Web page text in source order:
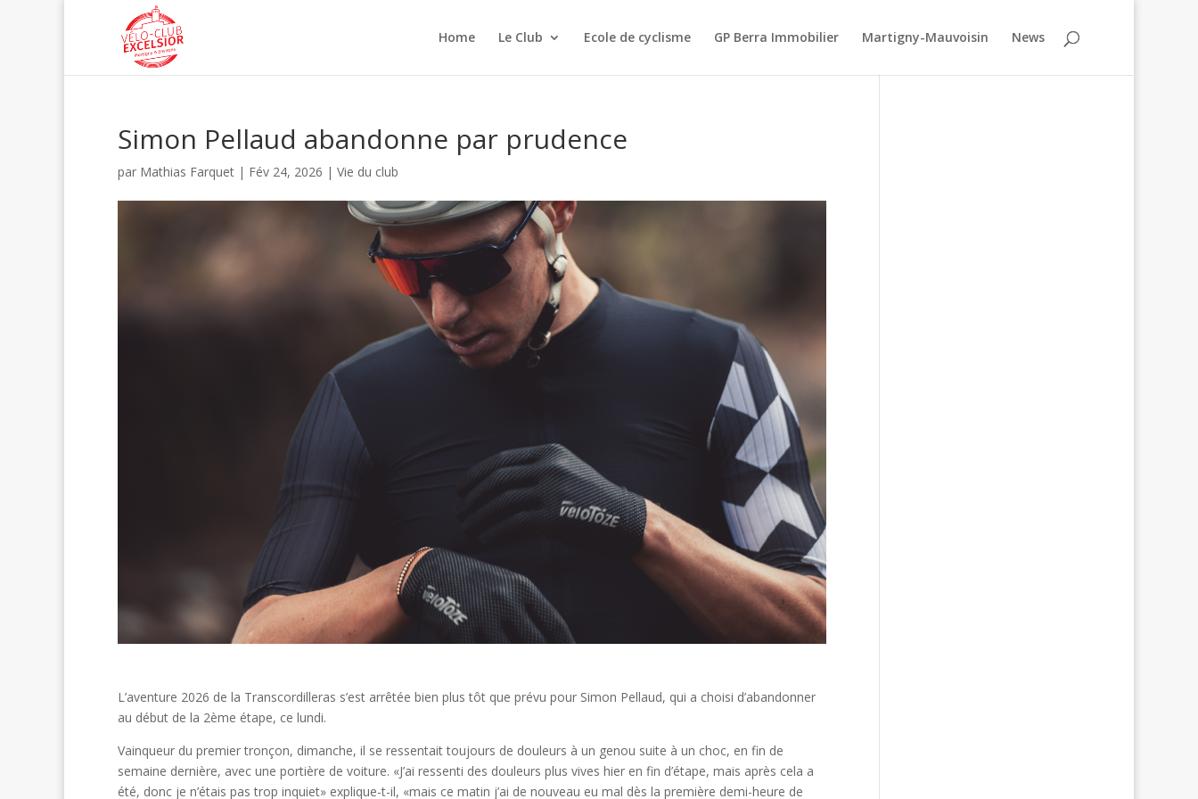
Home Le Club Ecole de cyclisme GP Berra Immobilier Martigny-Mauvoisin News
Simon Pellaud abandonne par prudence
par Mathias Farquet | Fév 24, 2026 | Vie du club
L’aventure 2026 de la Transcordilleras s’est arrêtée bien plus tôt que prévu pour Simon Pellaud, qui a choisi d’abandonner
au début de la 2ème étape, ce lundi.
Vainqueur du premier tronçon, dimanche, il se ressentait toujours de douleurs à un genou suite à un choc, en fin de
semaine dernière, avec une portière de voiture. «J’ai ressenti des douleurs plus vives hier en fin d’étape, mais après cela a
été, donc je n’étais pas trop inquiet» explique-t-il, «mais ce matin j’ai de nouveau eu mal dès la première demi-heure de